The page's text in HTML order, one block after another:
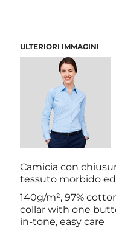
ULTERIORI IMMAGINI
Camicia con
tessuto morbido
140g/m², 97%
collar with one
in-tone, easy care